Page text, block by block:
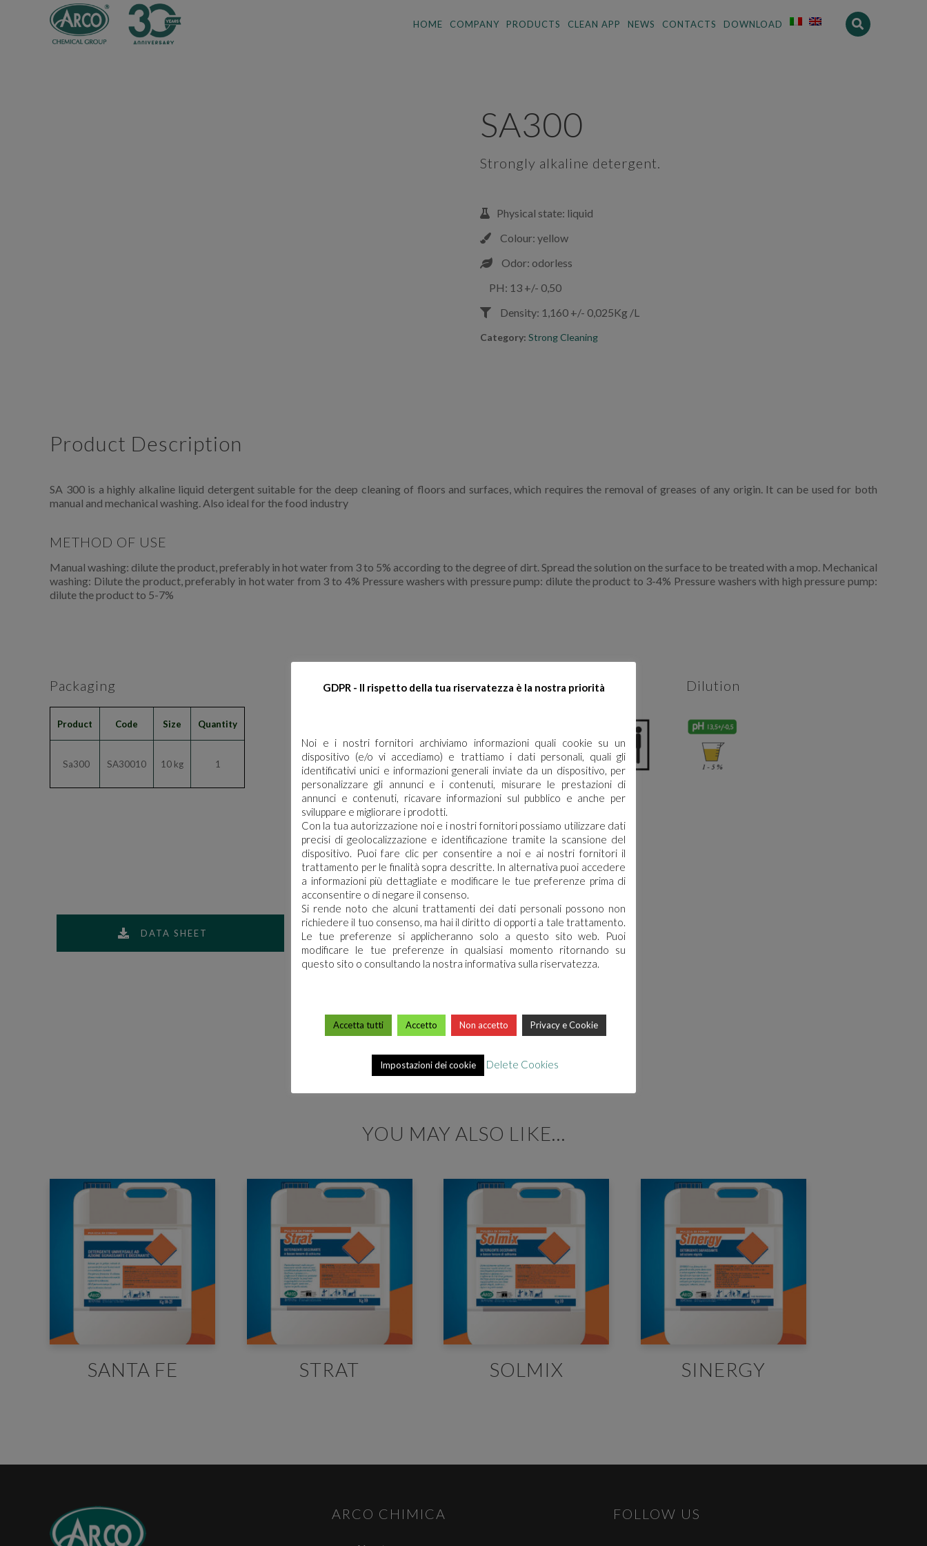
HOME COMPANY PRODUCTS CLEAN APP NEWS CONTACTS DOWNLOAD
SA300
Strongly alkaline detergent.
Physical state: liquid
Colour: yellow
Odor: odorless
PH: 13 +/- 0,50
Density: 1,160 +/- 0,025Kg /L
Category: Strong Cleaning
Product Description
SA 300 is a highly alkaline liquid detergent suitable for the deep cleaning of floors and surfaces, which requires the removal of greases of any origin. It can be used for both
manual and mechanical washing. Also ideal for the food industry
METHOD OF USE
Manual washing: dilute the product, preferably in hot water from 3 to 5% according to the degree of dirt. Spread the solution on the surface to be treated with a mop. Mechanical
washing: Dilute the product, preferably in hot water from 3 to 4% Pressure washers with pressure pump: dilute the product to 3-4% Pressure washers with high pressure pump:
dilute the product to 5-7%
Packaging
Product Code Size Quantity
Sa300 SA30010 10 kg 1
Use Dilution
DATA SHEET
YOU MAY ALSO LIKE…
SANTA FE STRAT SOLMIX SINERGY
ARCO CHIMICA FOLLOW US
GDPR - Il rispetto della tua riservatezza è la nostra priorità
Noi e i nostri fornitori archiviamo informazioni quali cookie su un
dispositivo (e/o vi accediamo) e trattiamo i dati personali, quali gli
identificativi unici e informazioni generali inviate da un dispositivo, per
personalizzare gli annunci e i contenuti, misurare le prestazioni di
annunci e contenuti, ricavare informazioni sul pubblico e anche per
sviluppare e migliorare i prodotti.
Con la tua autorizzazione noi e i nostri fornitori possiamo utilizzare dati
precisi di geolocalizzazione e identificazione tramite la scansione del
dispositivo. Puoi fare clic per consentire a noi e ai nostri fornitori il
trattamento per le finalità sopra descritte. In alternativa puoi accedere
a informazioni più dettagliate e modificare le tue preferenze prima di
acconsentire o di negare il consenso.
Si rende noto che alcuni trattamenti dei dati personali possono non
richiedere il tuo consenso, ma hai il diritto di opporti a tale trattamento.
Le tue preferenze si applicheranno solo a questo sito web. Puoi
modificare le tue preferenze in qualsiasi momento ritornando su
questo sito o consultando la nostra informativa sulla riservatezza.
Accetta tutti Accetto Non accetto Privacy e Cookie
Impostazioni dei cookie Delete Cookies
You must be authenticated
in. If you don't have an account, you can register and get your cerdentials.